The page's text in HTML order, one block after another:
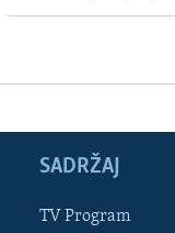
SADRŽAJ
TV Program